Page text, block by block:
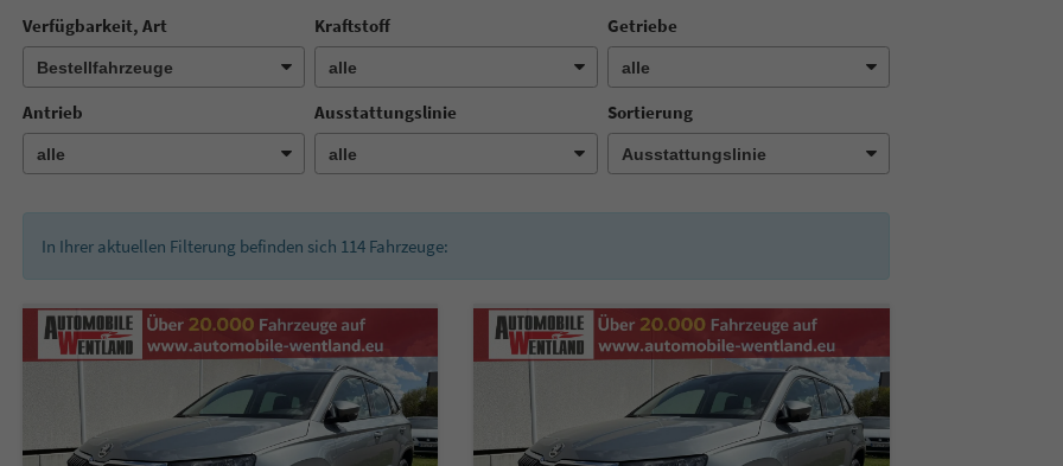
Verfügbarkeit, Art Kraftstoff Getriebe
Antrieb Ausstattungslinie Sortierung
In Ihrer aktuellen Filterung befinden sich 114Fahrzeuge: